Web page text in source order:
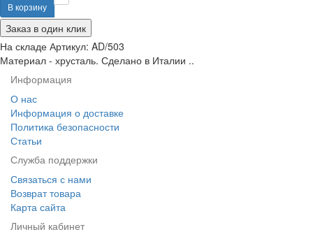
В корзину
Заказ в один клик
На складе Артикул: AD/503
Материал - хрусталь. Сделано в Италии ..
Информация
О нас
Информация о доставке
Политика безопасности
Статьи
Служба поддержки
Связаться с нами
Возврат товара
Карта сайта
Личный кабинет